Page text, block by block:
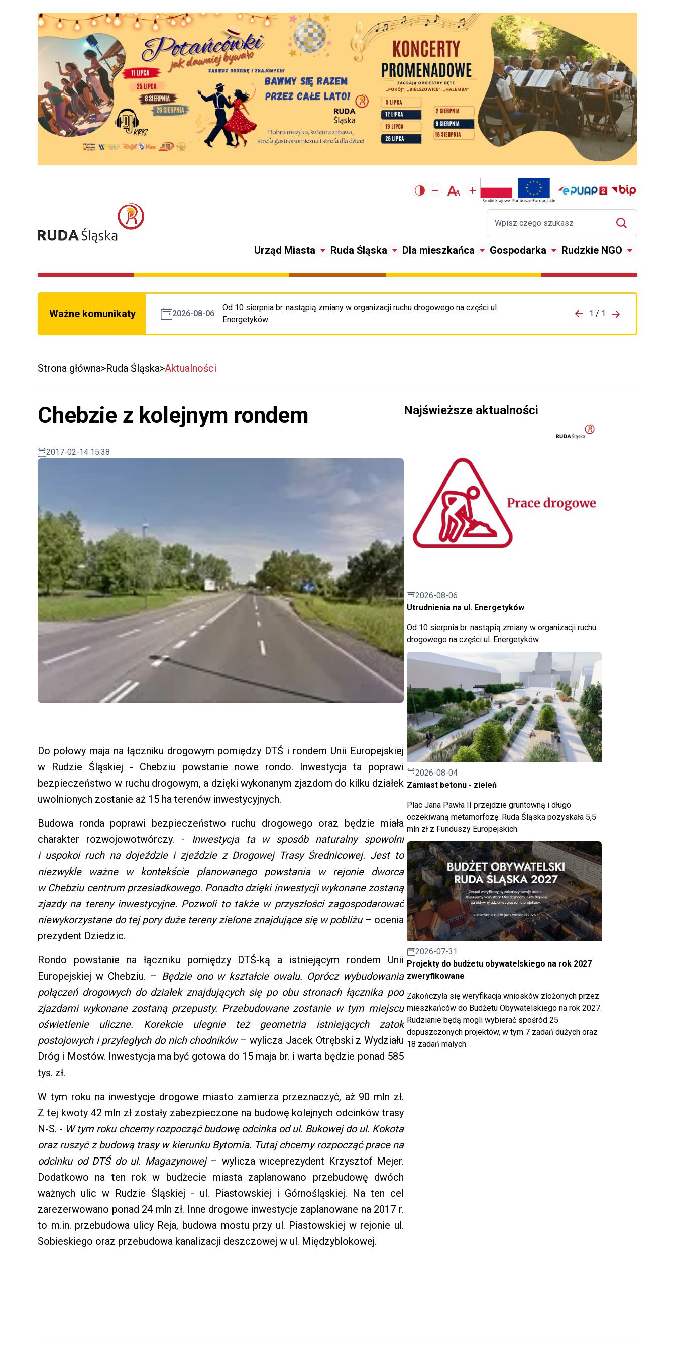
Urząd Miasta Ruda Śląska Dla mieszkańca Gospodarka Rudzkie NGO
Ważne komunikaty 2026-08-06
Od 10 sierpnia br. nastąpią zmiany w organizacji ruchu drogowego na części ul.
Energetyków.
Przejdź do porzpedniego komunikatu 1 / 1
Przejdź do
Strona główna Ruda Śląska Aktualności
Chebzie z kolejnym rondem
2017-02-14 15:38
Do połowy maja na łączniku drogowym pomiędzy DTŚ i rondem Unii Europejskiej
w Rudzie Śląskiej - Chebziu powstanie nowe rondo. Inwestycja ta poprawi
bezpieczeństwo w ruchu drogowym, a dzięki wykonanym zjazdom do kilku działek
uwolnionych zostanie aż 15 ha terenów inwestycyjnych.
Budowa ronda poprawi bezpieczeństwo ruchu drogowego oraz będzie miała
charakter rozwojowotwórczy. - Inwestycja ta w sposób naturalny spowolni
i uspokoi ruch na dojeździe i zjeździe z Drogowej Trasy Średnicowej. Jest to
niezwykle ważne w kontekście planowanego powstania w rejonie dworca
w Chebziu centrum przesiadkowego. Ponadto dzięki inwestycji wykonane zostaną
zjazdy na tereny inwestycyjne. Pozwoli to także w przyszłości zagospodarować
niewykorzystane do tej pory duże tereny zielone znajdujące się w pobliżu – ocenia
prezydent Dziedzic.
Rondo powstanie na łączniku pomiędzy DTŚ-ką a istniejącym rondem Unii
Europejskiej w Chebziu. – Będzie ono w kształcie owalu. Oprócz wybudowania
połączeń drogowych do działek znajdujących się po obu stronach łącznika pod
zjazdami wykonane zostaną przepusty. Przebudowane zostanie w tym miejscu
oświetlenie uliczne. Korekcie ulegnie też geometria istniejących zatok
postojowych i przyległych do nich chodników – wylicza Jacek Otrębski z Wydziału
Dróg i Mostów. Inwestycja ma być gotowa do 15 maja br. i warta będzie ponad 585
tys. zł.
W tym roku na inwestycje drogowe miasto zamierza przeznaczyć, aż 90 mln zł.
Z tej kwoty 42 mln zł zostały zabezpieczone na budowę kolejnych odcinków trasy
N-S. - W tym roku chcemy rozpocząć budowę odcinka od ul. Bukowej do ul. Kokota
oraz ruszyć z budową trasy w kierunku Bytomia. Tutaj chcemy rozpocząć prace na
odcinku od DTŚ do ul. Magazynowej – wylicza wiceprezydent Krzysztof Mejer.
Dodatkowo na ten rok w budżecie miasta zaplanowano przebudowę dwóch
ważnych ulic w Rudzie Śląskiej - ul. Piastowskiej i Górnośląskiej. Na ten cel
zarezerwowano ponad 24 mln zł. Inne drogowe inwestycje zaplanowane na 2017 r.
to m.in. przebudowa ulicy Reja, budowa mostu przy ul. Piastowskiej w rejonie ul.
Sobieskiego oraz przebudowa kanalizacji deszczowej w ul. Międzyblokowej.
Najświeższe aktualności
2026-08-06
Utrudnienia na ul. Energetyków
Od 10 sierpnia br. nastąpią zmiany w organizacji ruchu
drogowego na części ul. Energetyków.
2026-08-04
Zamiast betonu - zieleń
Plac Jana Pawła II przejdzie gruntowną i długo
oczekiwaną metamorfozę. Ruda Śląska pozyskała 5,5
mln zł z Funduszy Europejskich.
2026-07-31
Projekty do budżetu obywatelskiego na rok 2027
zweryfikowane
Zakończyła się weryfikacja wniosków złożonych przez
mieszkańców do Budżetu Obywatelskiego na rok 2027.
Rudzianie będą mogli wybierać spośród 25
dopuszczonych projektów, w tym 7 zadań dużych oraz
18 zadań małych.